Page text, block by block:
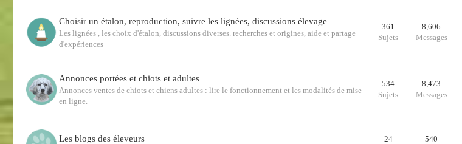
Choisir un étalon, reproduction, suivre les lignées, discussions élevage
Les lignées , les choix d'étalon, discussions diverses. recherches et origines, aide et partage
d'expériences
361
Sujets
8,606
Messages
Annonces portées et chiots et adultes
Annonces ventes de chiots et chiens adultes : lire le fonctionnement et les modalités de mise
en ligne.
534
Sujets
8,473
Messages
Les blogs des éleveurs
24
540